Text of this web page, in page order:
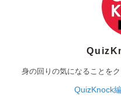
身の回りの気になることを
QuizKnock